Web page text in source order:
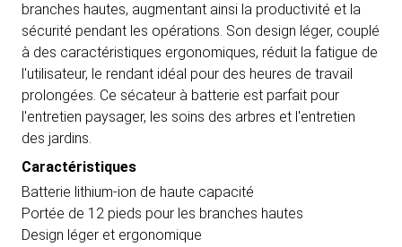
branches hautes, augmentant ainsi la productivité et la
sécurité pendant les opérations. Son design léger, couplé
à des caractéristiques ergonomiques, réduit la fatigue de
l'utilisateur, le rendant idéal pour des heures de travail
prolongées. Ce sécateur à batterie est parfait pour
l'entretien paysager, les soins des arbres et l'entretien
des jardins.
Caractéristiques
Batterie lithium-ion de haute capacité
Portée de 12 pieds pour les branches hautes
Design léger et ergonomique